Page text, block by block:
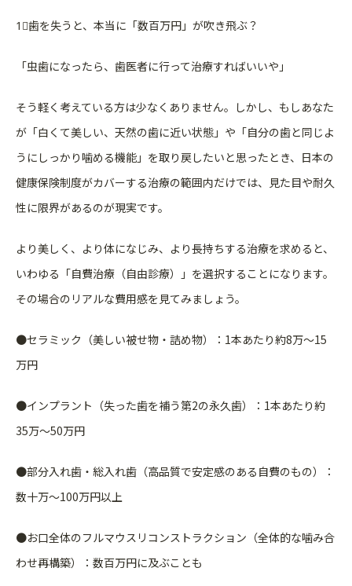
1⃣歯を失うと、本当に「数百万円」が吹き飛ぶ？
「虫歯になったら、歯医者に行って治療すればいいや」
そう軽く考えている方は少なくありません。しかし、もしあなた
が 「白くて美しい、天然の歯に近い状態」や「自分の歯と同じよ
うに しっかり噛める機能」を取り戻したいと思ったとき、日本の
健康保険制度がカバーする治療の範囲内だけでは、見た目や耐久
性に限界があるのが現実です。
より美しく、より体になじみ、より長持ちする治療を求めると、
いわゆる「自費治療（自由診療）」を選択することになります。
その場合のリアルな費用感を見てみましょう。
●セラミック（美しい被せ物・詰め物）：1本あたり約8万〜15
万円
●インプラント（失った歯を補う第2の永久歯）：1本あたり約
35万〜50万円
●部分入れ歯・総入れ歯（高品質で安定感のある自費のもの）：
数十万〜100万円以上
●お口全体のフルマウスリコンストラクション（全体的な噛み合
わせ再構築）：数百万円に及ぶことも